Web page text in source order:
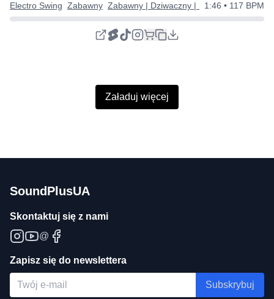
Electro Swing Zabawny Zabawny | Dziwaczny | Szczęśliwy
1:46 • 117 BPM
Załaduj więcej
SoundPlusUA
Skontaktuj się z nami
@
Zapisz się do newslettera
Subskrybuj